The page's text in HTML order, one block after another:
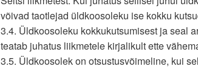
võivad taotlejad üldkoosoleku ise kokku
3.4. Üldkoosoleku kokkukutsumisest ja seal
teatab juhatus liikmetele kirjalikult ette
3.5. Üldkoosolek on otsustusvõimeline, kui